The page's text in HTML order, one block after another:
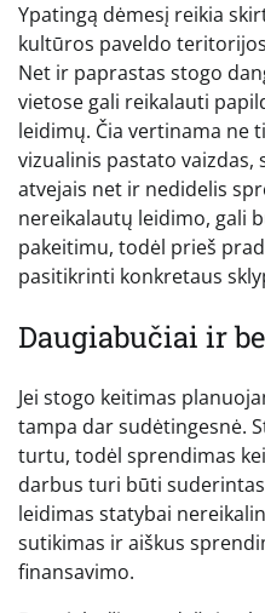
Ypatingą dėmesį reikia
kultūros paveldo
Net ir paprastas stogo
vietose gali reikalauti
leidimų. Čia vertinama ne
vizualinis pastato vaizdas,
atvejais net ir nedidelis
nereikalautų leidimo, gali
pakeitimu, todėl prieš
pasitikrinti konkretaus
Daugiabučiai ir
Jei stogo keitimas
tampa dar sudėtingesnė.
turtu, todėl sprendimas
darbus turi būti
leidimas statybai
sutikimas ir aiškus
finansavimo.